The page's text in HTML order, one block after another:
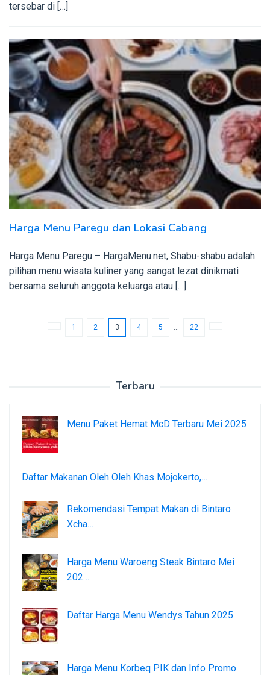
tersebar di […]
Harga Menu Paregu dan Lokasi Cabang
Harga Menu Paregu – HargaMenu.net, Shabu-shabu adalah
pilihan menu wisata kuliner yang sangat lezat dinikmati
bersama seluruh anggota keluarga atau […]
1 2 3 4 5 … 22
Terbaru
Menu Paket Hemat McD Terbaru Mei 2025
Daftar Makanan Oleh Oleh Khas Mojokerto,…
Rekomendasi Tempat Makan di Bintaro
Xcha…
Harga Menu Waroeng Steak Bintaro Mei
202…
Daftar Harga Menu Wendys Tahun 2025
Harga Menu Korbeq PIK dan Info Promo